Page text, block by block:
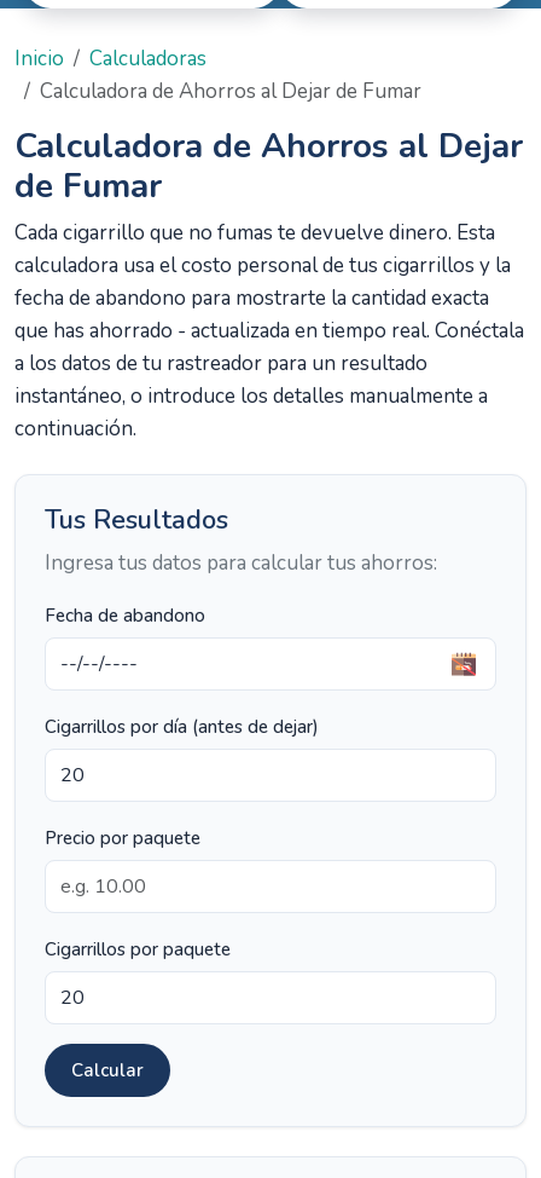
Inicio
Calculadoras
Calculadora de Ahorros al Dejar de Fumar
Calculadora de Ahorros al Dejar
de Fumar
Cada cigarrillo que no fumas te devuelve dinero. Esta
calculadora usa el costo personal de tus cigarrillos y la
fecha de abandono para mostrarte la cantidad exacta
que has ahorrado - actualizada en tiempo real. Conéctala
a los datos de tu rastreador para un resultado
instantáneo, o introduce los detalles manualmente a
continuación.
Tus Resultados
Ingresa tus datos para calcular tus ahorros:
Fecha de abandono
Cigarrillos por día (antes de dejar)
Precio por paquete
Cigarrillos por paquete
Calcular